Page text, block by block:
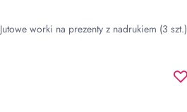
Jutowe worki na prezenty z nadrukiem (3 szt.)